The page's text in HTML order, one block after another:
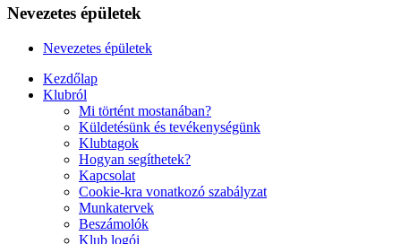
Nevezetes épületek
Nevezetes épületek
Kezdőlap
Klubról
Mi történt mostanában?
Küldetésünk és tevékenységünk
Klubtagok
Hogyan segíthetek?
Kapcsolat
Cookie-kra vonatkozó szabályzat
Munkatervek
Beszámolók
Klub logói